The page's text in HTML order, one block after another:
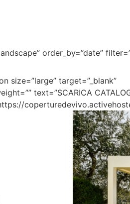
order_by=”date”
size=”large” target=”_blank”
text=”SCARICA